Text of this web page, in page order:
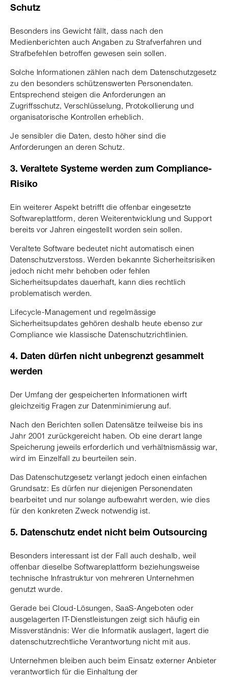
Schutz
Besonders ins Gewicht fällt, dass nach den
Medienberichten auch Angaben zu Strafverfahren und
Strafbefehlen betroffen gewesen sein sollen.
Solche Informationen zählen nach dem Datenschutzgesetz
zu den besonders schützenswerten Personendaten.
Entsprechend steigen die Anforderungen an
Zugriffsschutz, Verschlüsselung, Protokollierung und
organisatorische Kontrollen erheblich.
Je sensibler die Daten, desto höher sind die
Anforderungen an deren Schutz.
3. Veraltete Systeme werden zum Compliance-
Risiko
Ein weiterer Aspekt betrifft die offenbar eingesetzte
Softwareplattform, deren Weiterentwicklung und Support
bereits vor Jahren eingestellt worden sein sollen.
Veraltete Software bedeutet nicht automatisch einen
Datenschutzverstoss. Werden bekannte Sicherheitsrisiken
jedoch nicht mehr behoben oder fehlen
Sicherheitsupdates dauerhaft, kann dies rechtlich
problematisch werden.
Lifecycle-Management und regelmässige
Sicherheitsupdates gehören deshalb heute ebenso zur
Compliance wie klassische Datenschutzrichtlinien.
4. Daten dürfen nicht unbegrenzt gesammelt
werden
Der Umfang der gespeicherten Informationen wirft
gleichzeitig Fragen zur Datenminimierung auf.
Nach den Berichten sollen Datensätze teilweise bis ins
Jahr 2001 zurückgereicht haben. Ob eine derart lange
Speicherung jeweils erforderlich und verhältnismässig war,
wird im Einzelfall zu beurteilen sein.
Das Datenschutzgesetz verlangt jedoch einen einfachen
Grundsatz: Es dürfen nur diejenigen Personendaten
bearbeitet und nur solange aufbewahrt werden, wie dies
für den konkreten Zweck notwendig ist.
5. Datenschutz endet nicht beim Outsourcing
Besonders interessant ist der Fall auch deshalb, weil
offenbar dieselbe Softwareplattform beziehungsweise
technische Infrastruktur von mehreren Unternehmen
genutzt wurde.
Gerade bei Cloud-Lösungen, SaaS-Angeboten oder
ausgelagerten IT-Dienstleistungen zeigt sich häufig ein
Missverständnis: Wer die Informatik auslagert, lagert die
datenschutzrechtliche Verantwortung nicht mit aus.
Unternehmen bleiben auch beim Einsatz externer Anbieter
verantwortlich für die Einhaltung der